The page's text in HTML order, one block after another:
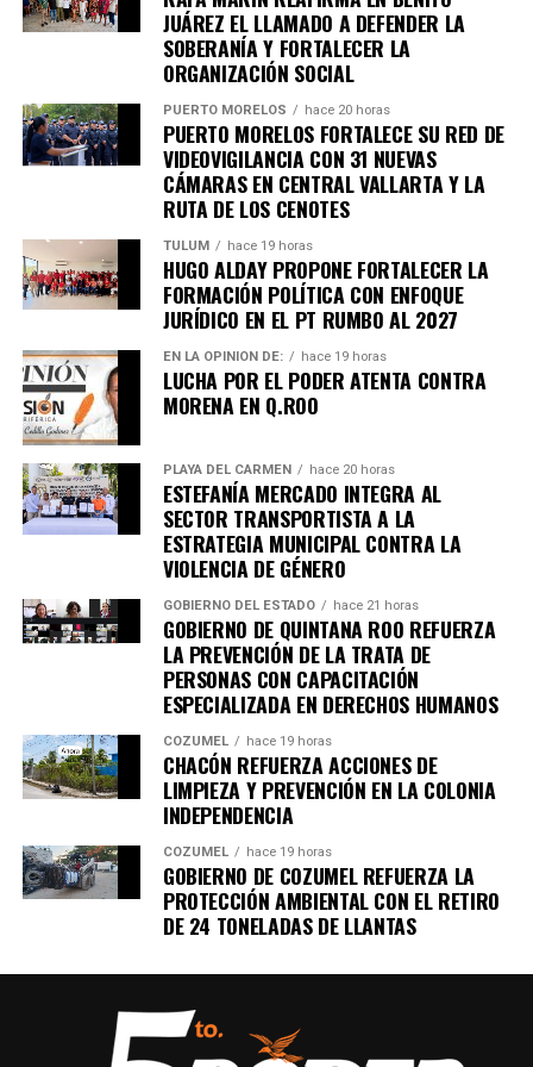
importantes de Quintana Roo directamente
en tu teléfono.
Unirme al canal de WhatsApp
JUÁREZ EL LLAMADO A DEFENDER LA
SOBERANÍA Y FORTALECER LA
ORGANIZACIÓN SOCIAL
PUERTO MORELOS hace 20 horas
PUERTO MORELOS FORTALECE SU RED DE
VIDEOVIGILANCIA CON 31 NUEVAS
CÁMARAS EN CENTRAL VALLARTA Y LA
RUTA DE LOS CENOTES
TULUM hace 19 horas
HUGO ALDAY PROPONE FORTALECER LA
FORMACIÓN POLÍTICA CON ENFOQUE
JURÍDICO EN EL PT RUMBO AL 2027
EN LA OPINIÓN DE: hace 19 horas
LUCHA POR EL PODER ATENTA CONTRA
MORENA EN Q.ROO
PLAYA DEL CARMEN hace 20 horas
ESTEFANÍA MERCADO INTEGRA AL
SECTOR TRANSPORTISTA A LA
ESTRATEGIA MUNICIPAL CONTRA LA
VIOLENCIA DE GÉNERO
GOBIERNO DEL ESTADO hace 21 horas
GOBIERNO DE QUINTANA ROO REFUERZA
LA PREVENCIÓN DE LA TRATA DE
PERSONAS CON CAPACITACIÓN
ESPECIALIZADA EN DERECHOS HUMANOS
COZUMEL hace 19 horas
CHACÓN REFUERZA ACCIONES DE
LIMPIEZA Y PREVENCIÓN EN LA COLONIA
INDEPENDENCIA
COZUMEL hace 19 horas
GOBIERNO DE COZUMEL REFUERZA LA
PROTECCIÓN AMBIENTAL CON EL RETIRO
DE 24 TONELADAS DE LLANTAS